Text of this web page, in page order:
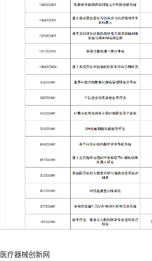
医疗器械创新网